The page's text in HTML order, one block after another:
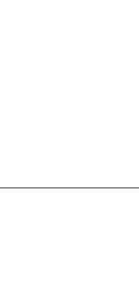
de 0,5 W